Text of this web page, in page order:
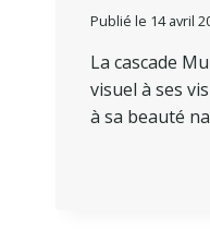
Publié le 14 avril
La cascade
visuel à ses
à sa beauté